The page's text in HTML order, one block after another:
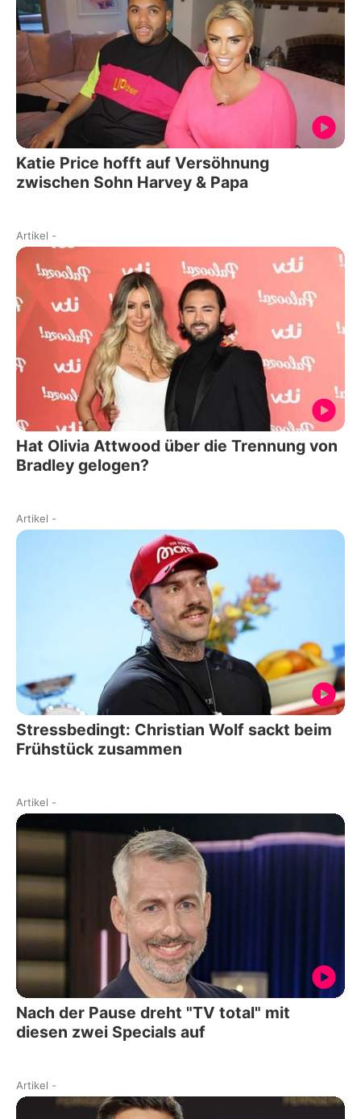
Katie Price hofft auf Versöhnung
zwischen Sohn Harvey & Papa
Artikel -
Hat Olivia Attwood über die Trennung von
Bradley gelogen?
Artikel -
Stressbedingt: Christian Wolf sackt beim
Frühstück zusammen
Artikel -
Nach der Pause dreht "TV total" mit
diesen zwei Specials auf
Artikel -